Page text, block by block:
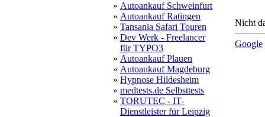
» Autoankauf Schweinfurt
» Autoankauf Ratingen
» Tansania Safari Touren
» Dev Werk - Freelancer
für TYPO3
» Autoankauf Plauen
» Autoankauf Magdeburg
» Hypnose Hildesheim
» medtests.de Selbsttests
» TORUTEC - IT-
Dienstleister für Leipzig
Nicht
Google